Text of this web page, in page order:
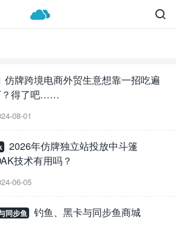

仿牌跨境电商外贸生意想靠一招吃遍
？得了吧……
08-01
2026年仿牌独立站投放中斗篷
技术有用吗？
06-05
同步鱼 钓鱼、黑卡与同步鱼商城